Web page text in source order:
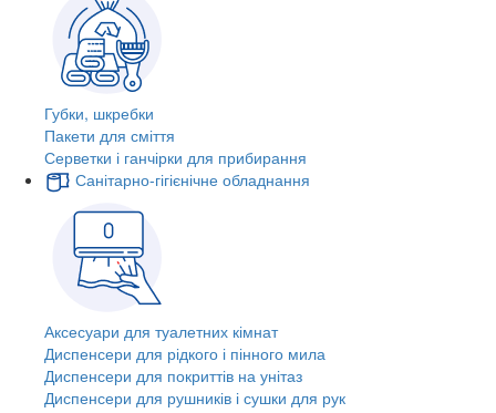
Губки, шкребки
Пакети для сміття
Серветки і ганчірки для прибирання
Санітарно-гігієнічне обладнання
Аксесуари для туалетних кімнат
Диспенсери для рідкого і пінного мила
Диспенсери для покриттів на унітаз
Диспенсери для рушників і сушки для рук